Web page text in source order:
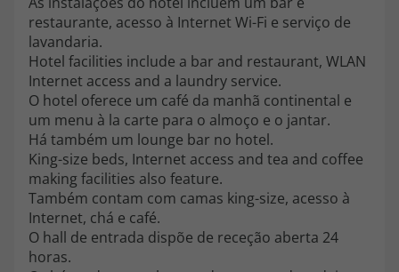
restaurante, acesso à Internet Wi-Fi e serviço de
lavandaria.
Hotel facilities include a bar and restaurant, WLAN
Internet access and a laundry service.
O hotel oferece um café da manhã continental e
um menu à la carte para o almoço e o jantar.
Há também um lounge bar no hotel.
King-size beds, Internet access and tea and coffee
making facilities also feature.
Também contam com camas king-size, acesso à
Internet, chá e café.
O hall de entrada dispõe de receção aberta 24
horas.